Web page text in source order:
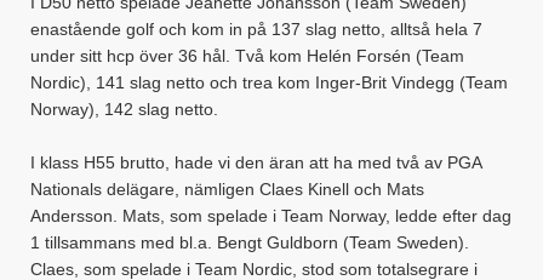
enastående golf och kom in på 137 slag netto, alltså hela 7
under sitt hcp över 36 hål. Två kom Helén Forsén (Team
Nordic), 141 slag netto och trea kom Inger-Brit Vindegg (Team
Norway), 142 slag netto.
I klass H55 brutto, hade vi den äran att ha med två av PGA
Nationals delägare, nämligen Claes Kinell och Mats
Andersson. Mats, som spelade i Team Norway, ledde efter dag
1 tillsammans med bl.a. Bengt Guldborn (Team Sweden).
Claes, som spelade i Team Nordic, stod som totalsegrare i